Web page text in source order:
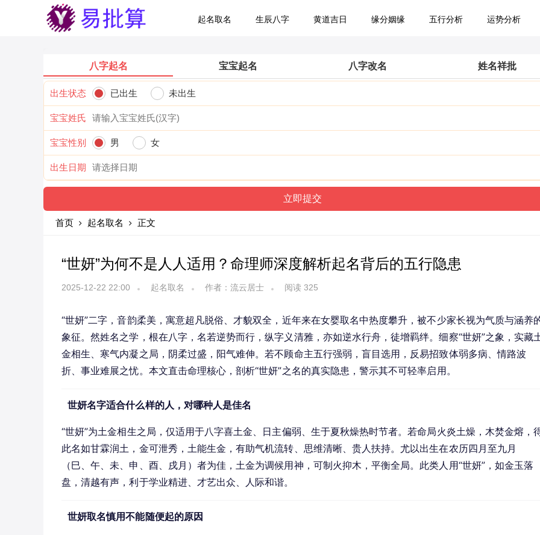
起名取名 生辰八字 黄道吉日 缘分姻缘 五行分析 运势分析
八字起名 宝宝起名 八字改名 姓名祥批
出生状态 已出生 未出生
宝宝姓氏
宝宝性别 男 女
出生日期
首页 起名取名 正文
“世妍”为何不是人人适用？命理师深度解析起名背后的五行隐患
2025-12-22 22:00 起名取名 作者：流云居士 阅读 325
“世妍”二字，音韵柔美，寓意超凡脱俗、才貌双全，近年来在女婴取名中热度攀升，被不少家长视为气质与涵养
象征。然姓名之学，根在八字，名若逆势而行，纵字义清雅，亦如逆水行舟，徒增羁绊。细察“世妍”之象，实藏
金相生、寒气内凝之局，阴柔过盛，阳气难伸。若不顾命主五行强弱，盲目选用，反易招致体弱多病、情路波
折、事业难展之忧。本文直击命理核心，剖析“世妍”之名的真实隐患，警示其不可轻率启用。
世妍名字适合什么样的人，对哪种人是佳名
“世妍”为土金相生之局，仅适用于八字喜土金、日主偏弱、生于夏秋燥热时节者。若命局火炎土燥，木焚金熔，
此名如甘霖润土，金可泄秀，土能生金，有助气机流转、思维清晰、贵人扶持。尤以出生在农历四月至九月
（巳、午、未、申、酉、戌月）者为佳，土金为调候用神，可制火抑木，平衡全局。此类人用“世妍”，如金玉落
盘，清越有声，利于学业精进、才艺出众、人际和谐。
世妍取名慎用不能随便起的原因